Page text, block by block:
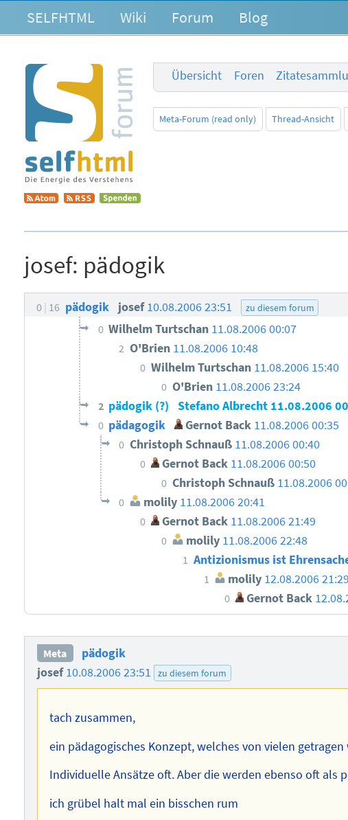
SELFHTML Wiki Forum Blog
Übersicht
Foren
Meta-Forum (read only) Thread-Ansicht
josef: pädogik
0 16 pädogik josef10.08.2006 23:51 zu diesem forum
0 Wilhelm Turtschan 11.08.2006 00:07
2 O'Brien 11.08.2006 10:48
0 Wilhelm Turtschan 11.08.2006 15:40
0 O'Brien 11.08.2006 23:24
2 pädogik (?) Stefano Albrecht 11.08.2006
0 pädagogik Gernot Back 11.08.2006 00:35
0 Christoph Schnauß 11.08.2006 00:40
0 Gernot Back 11.08.2006 00:50
0 Christoph Schnauß 11.08.2006
0 molily 11.08.2006 20:41
0 Gernot Back 11.08.2006 21:49
0 molily 11.08.2006 22:48
1 Antizionismus ist
1 molily 12.08.2006 21:29
0 Gernot Back
Meta
pädogik
josef10.08.2006 23:51 zu diesem forum
tach zusammen,
ein pädagogisches Konzept, welches von vielen
Individuelle Ansätze oft. Aber die werden ebenso oft als
ich grübel halt mal ein bisschen rum